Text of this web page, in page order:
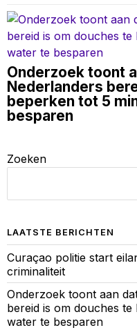
Onderzoek toont
Nederlanders
beperken tot 5
besparen
Zoeken
LAATSTE BERICHTEN
Curaçao politie start
criminaliteit
Onderzoek toont aan
bereid is om douches
water te besparen